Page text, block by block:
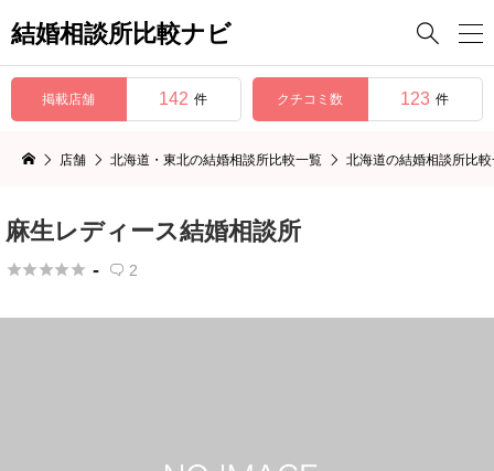
結婚相談所比較ナビ 
掲載店舗 142 件 クチコミ数 123 件
店舗 北海道・東北の結婚相談所比較一覧 北海道の結婚相談所比
麻生レディース結婚相談所
 -  2